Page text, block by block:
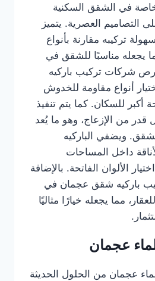
خاصة في الشقق السكنية
التصاميم العصرية. يتميز
تركيبه مقارنة بأنواع
يجعله مناسبًا للشقق في
شركات تركيب باركيه
أنواع مقاومة للخدوش
أكبر للسكان. كما يتم تنفيذ
قدر من الإزعاج، وهو ما يُعد
ويضفي الباركيه
داخل المساحات
الألوان الفاتحة. بالإضافة
باركيه شقق عجمان في
مما يجعله خيارًا مثاليًا
عجمان
عجمان من الحلول الحديثة